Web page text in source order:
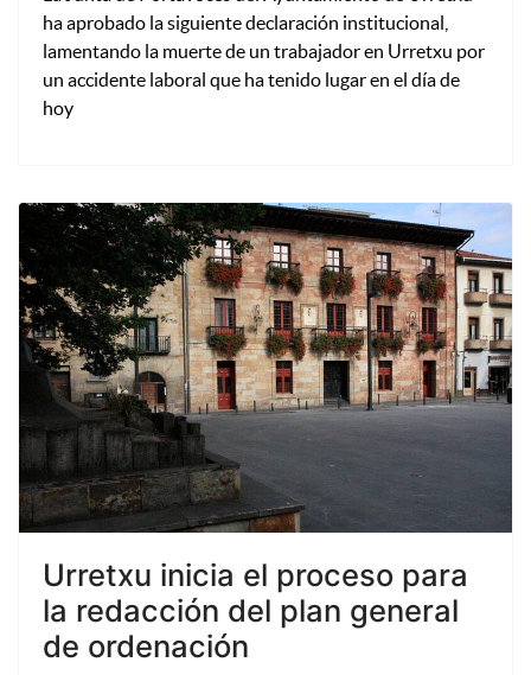
ha aprobado la siguiente declaración institucional,
lamentando la muerte de un trabajador en Urretxu por
un accidente laboral que ha tenido lugar en el día de
hoy
Urretxu inicia el proceso para
la redacción del plan general
de ordenación